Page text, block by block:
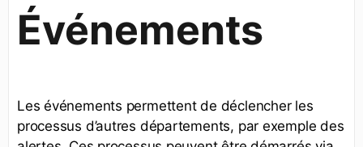
Événements
Les événements permettent de déclencher les
processus d’autres départements, par exemple des